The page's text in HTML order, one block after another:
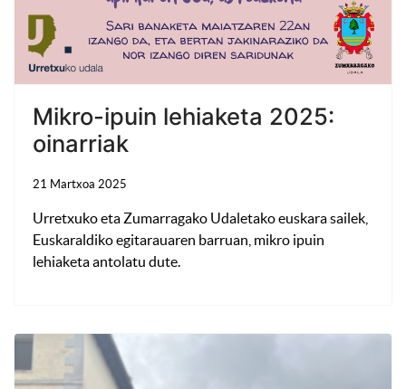
Mikro-ipuin lehiaketa 2025:
oinarriak
21 Martxoa 2025
Urretxuko eta Zumarragako Udaletako euskara sailek,
Euskaraldiko egitarauaren barruan, mikro ipuin
lehiaketa antolatu dute.